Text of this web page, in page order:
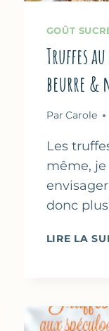
GOÛT
Truffes
beurre &
Par Carole
Les
même,
donc
LIRE LA